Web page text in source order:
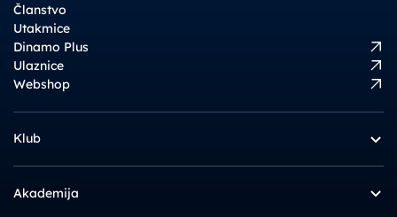
Članstvo
Utakmice
Dinamo Plus
Ulaznice
Webshop
Klub
Akademija